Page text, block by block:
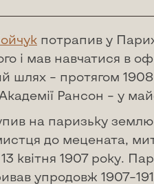
потрапив у
і мав навчатися в
шлях – протягом
Рансон – у
на паризьку
до мецената,
квітня 1907 року.
упродовж